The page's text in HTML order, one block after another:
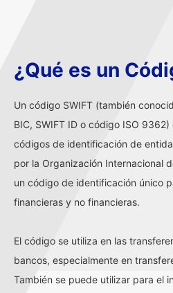
¿Qué es un
Un código SWIFT (también
BIC, SWIFT ID o código ISO
códigos de identificación de
por la Organización Internacional
un código de identificación único
financieras y no financieras.
El código se utiliza en las
bancos, especialmente en
También se puede utilizar para el